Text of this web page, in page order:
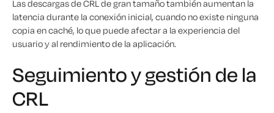
Las descargas de CRL de gran tamaño también aumentan la
latencia durante la conexión inicial, cuando no existe ninguna
copia en caché, lo que puede afectar a la experiencia del
usuario y al rendimiento de la aplicación.
Seguimiento y gestión de la
CRL